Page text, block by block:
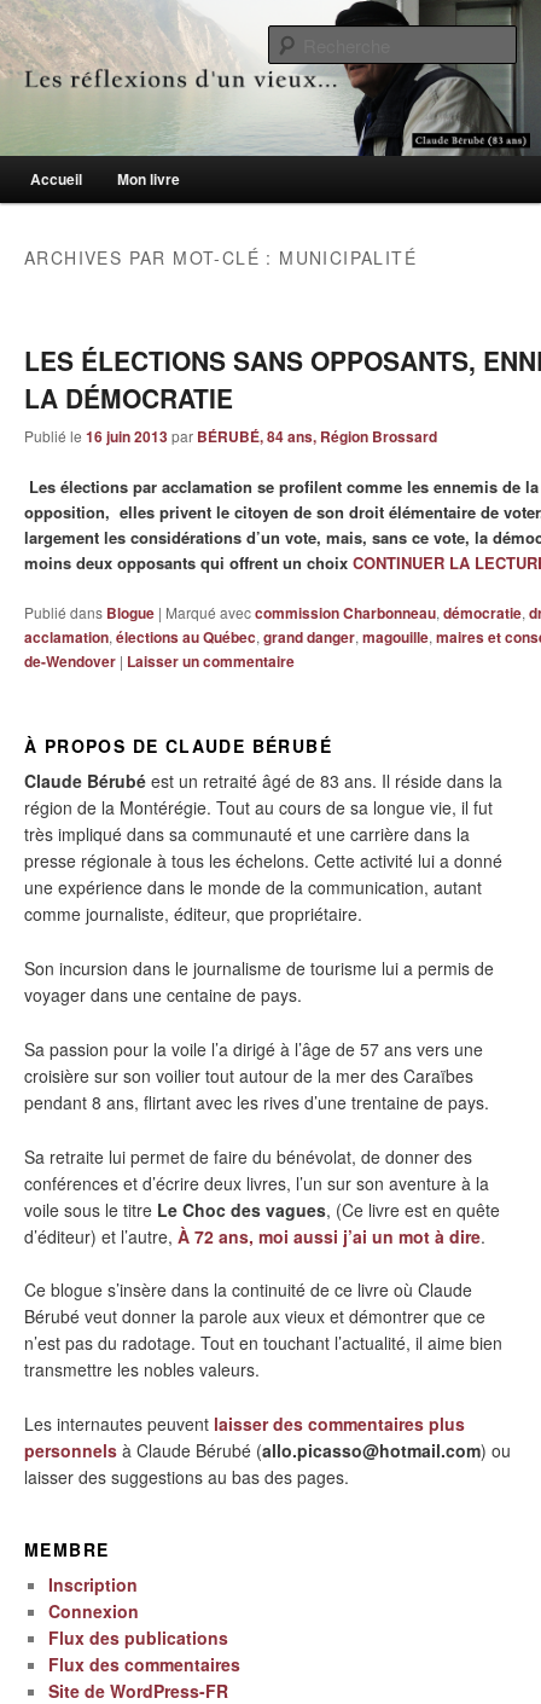
Les réflexions d'un vieux…
Le blogue des aînés de 65 ans et +
Menu principal
Aller au contenu principal
Aller au contenu secondaire
Accueil Mon livre
ARCHIVES PAR MOT-CLÉ : MUNICIPALITÉ
LES ÉLECTIONS SANS OPPOSANTS,
LA DÉMOCRATIE
Publié le 16 juin 2013par BÉRUBÉ, 84 ans, Région Brossard
Les élections par acclamation se profilent comme les ennemis de
opposition, elles privent le citoyen de son droit élémentaire de
largement les considérations d’un vote, mais, sans ce vote, la
moins deux opposants qui offrent un choix CONTINUER LA
Publié dans Blogue | Marqué aveccommission Charbonneau, démocratie,
acclamation, élections au Québec, grand danger, magouille, maires et
de-Wendover | Laisser un commentaire
À PROPOS DE CLAUDE BÉRUBÉ
Claude Bérubé est un retraité âgé de 83 ans. Il réside dans la
région de la Montérégie. Tout au cours de sa longue vie, il fut
très impliqué dans sa communauté et une carrière dans la
presse régionale à tous les échelons. Cette activité lui a donné
une expérience dans le monde de la communication, autant
comme journaliste, éditeur, que propriétaire.
Son incursion dans le journalisme de tourisme lui a permis de
voyager dans une centaine de pays.
Sa passion pour la voile l’a dirigé à l’âge de 57 ans vers une
croisière sur son voilier tout autour de la mer des Caraïbes
pendant 8 ans, flirtant avec les rives d’une trentaine de pays.
Sa retraite lui permet de faire du bénévolat, de donner des
conférences et d’écrire deux livres, l’un sur son aventure à la
voile sous le titre Le Choc des vagues, (Ce livre est en quête
d’éditeur) et l’autre, À 72 ans, moi aussi j’ai un mot à dire.
Ce blogue s’insère dans la continuité de ce livre où Claude
Bérubé veut donner la parole aux vieux et démontrer que ce
n’est pas du radotage. Tout en touchant l’actualité, il aime bien
transmettre les nobles valeurs.
Les internautes peuvent laisser des commentaires plus
personnels à Claude Bérubé (allo.picasso@hotmail.com) ou
laisser des suggestions au bas des pages.
MEMBRE
Inscription
Connexion
Flux des publications
Flux des commentaires
Site de WordPress-FR